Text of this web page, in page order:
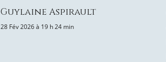
Guylaine Aspirault
28 Fév 2026 à 19 h 24 min